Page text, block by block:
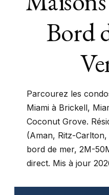
Bord
Parcourez les
Miami à Brickell,
Coconut Grove.
(Aman, Ritz-
bord de mer, 2M-
direct. Mis à jour